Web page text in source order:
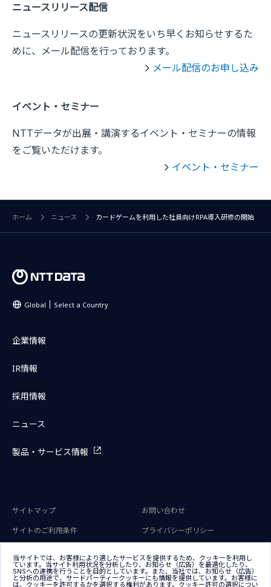
ニュースリリース配信
ニュースリリースの更新状況をいち早くお知らせするた
めに、メール配信を行っております。
メール配信のお申し込み
イベント・セミナー
NTTデータが出展・講演するイベント・セミナーの情報
をご覧いただけます。
イベント・セミナー
ホーム ニュース カードゲームを利用した社員向けRPA導入研修の開始
Global Select a Country
企業情報
IR情報
採用情報
ニュース
製品・サービス情報
サイトマップ
お問い合わせ
サイトのご利用条件
プライバシーポリシー
クッキー（Cookie）プリファレン
ス
当サイトでは、お客様により適したサービスを提供するため、クッキーを利用し
ています。当サイト利用状況を分析したり、お知らせ（広告）を最適化したり、
SNSへの連携を行うことを目的としています。また、当社では、お知らせ（広告）
と分析の用途で、サードパーティークッキーにも情報を提供しています。お客様に
は、クッキーを許可するかを選択する権利があります。クッキー許可の選択につい